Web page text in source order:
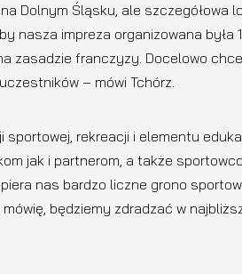
Dolnym Śląsku, ale szczegółowa
nasza impreza organizowana była
zasadzie franczyzy. Docelowo
– mówi Tchórz.
sportowej, rekreacji i elementu
jak i partnerom, a także
nas bardzo liczne grono
mówię, będziemy zdradzać w